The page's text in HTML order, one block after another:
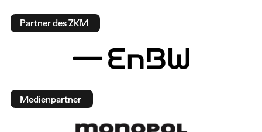
Partner des ZKM
Medienpartner